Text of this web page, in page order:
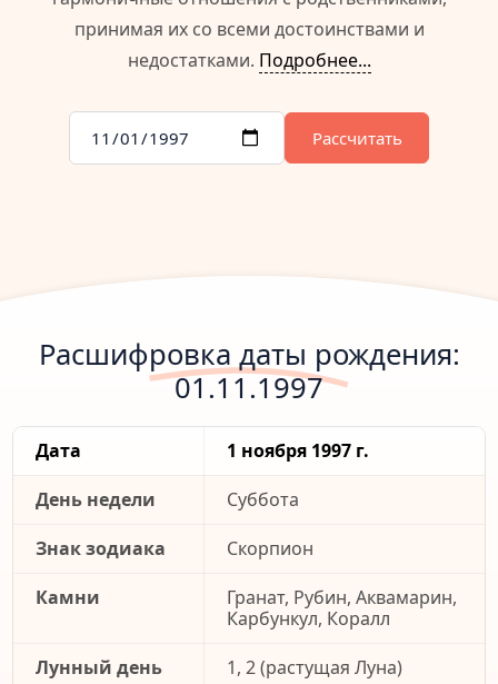
принимая их со всеми достоинствами и
недостатками. Подробнее...
Рассчитать
Расшифровка даты рождения:
01.11.1997
Дата
1 ноября 1997 г.
День недели
Суббота
Знак зодиака
Скорпион
Камни
Гранат, Рубин, Аквамарин,
Карбункул, Коралл
Лунный день
1, 2 (растущая Луна)